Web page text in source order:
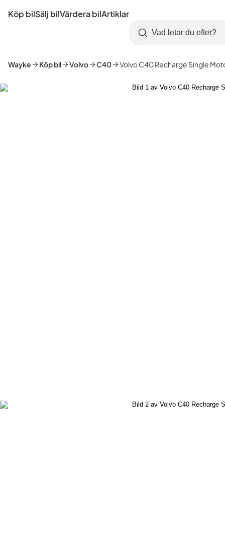
till
Startsida
Köp bilSälj bilVärdera bilArtiklar
Skapa
konto
Logga
in
Sök
Wayke Köp bil Volvo C40 Volvo C40 Recharge Single